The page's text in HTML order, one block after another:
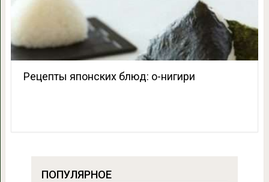
Рецепты японских блюд: о-нигири
ПОПУЛЯРНОЕ